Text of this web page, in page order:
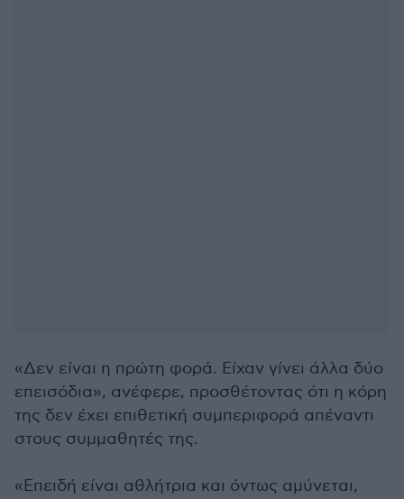
«Δεν είναι η πρώτη φορά. Είχαν γίνει άλλα δύο
επεισόδια», ανέφερε, προσθέτοντας ότι η κόρη
της δεν έχει επιθετική συμπεριφορά απέναντι
στους συμμαθητές της.
«Επειδή είναι αθλήτρια και όντως αμύνεται,